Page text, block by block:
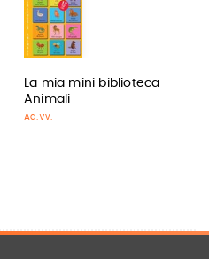
La mia mini biblioteca -
Animali
Aa.Vv.